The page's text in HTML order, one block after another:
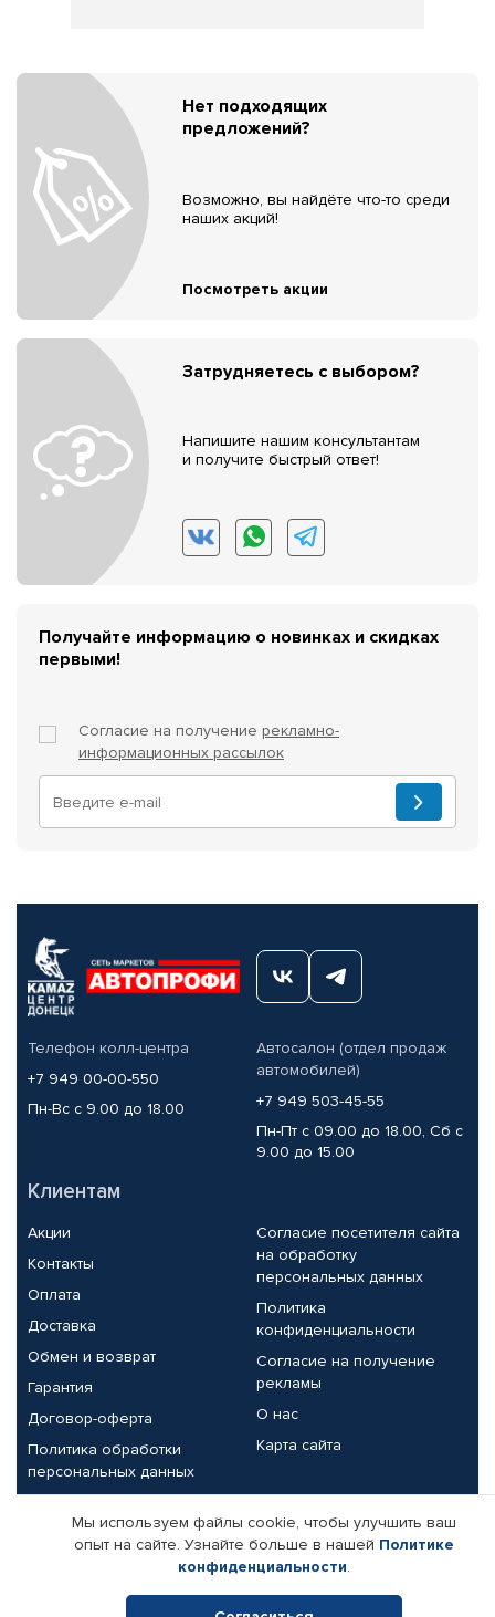
Нет подходящих
предложений?
Возможно, вы найдёте что-то среди
наших акций!
Посмотреть акции
Затрудняетесь с выбором?
Напишите нашим консультантам
и получите быстрый ответ!
Получайте информацию о новинках и скидках
первыми!
Согласие на получение рекламно-
информационных рассылок
Телефон колл-центра
+7 949 00-00-550
Пн-Вс с 9.00 до 18.00
Автосалон (отдел продаж
автомобилей)
+7 949 503-45-55
Пн-Пт с 09.00 до 18.00, Сб с
9.00 до 15.00
Клиентам
Акции
Контакты
Оплата
Доставка
Обмен и возврат
Гарантия
Договор-оферта
Политика обработки
персональных данных
Согласие посетителя сайта
на обработку
персональных данных
Политика
конфиденциальности
Согласие на получение
рекламы
О нас
Карта сайта
Партнерам
Корпоративным клиентам
Поставщикам
Реквизиты компании
Мы используем файлы cookie, чтобы улучшить ваш
опыт на сайте. Узнайте больше в нашей Политике
конфиденциальности.